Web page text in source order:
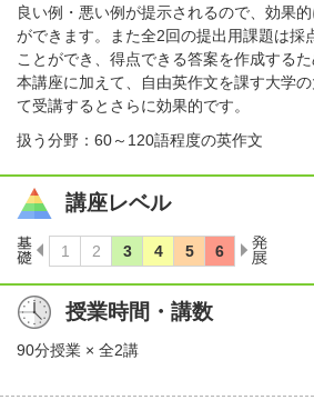
良い例・悪い例が提示されるので、効果
ができます。また全2回の提出用課題は採
ことができ、得点できる答案を作成するた
本講座に加えて、自由英作文を課す大学
て受講するとさらに効果的です。
扱う分野：60～120語程度の英作文
講座レベル
授業時間・講数
90分授業 × 全2講